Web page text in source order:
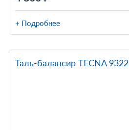
+ Подробнее
Таль-балансир TECNA 9322